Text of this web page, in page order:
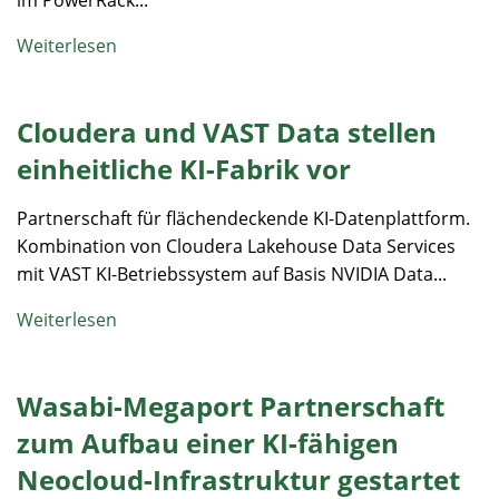
Weiterlesen
Cloudera und VAST Data stellen
einheitliche KI-Fabrik vor
Partnerschaft für flächendeckende KI-Datenplattform.
Kombination von Cloudera Lakehouse Data Services
mit VAST KI-Betriebssystem auf Basis NVIDIA Data...
Weiterlesen
Wasabi-Megaport Partnerschaft
zum Aufbau einer KI-fähigen
Neocloud-Infrastruktur gestartet